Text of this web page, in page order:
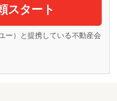
スタート
ー）と提携している不動産会